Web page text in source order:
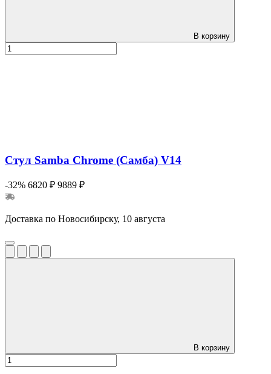
В корзину
Стул Samba Chrome (Самба) V14
-32% 6820 ₽ 9889 ₽
Доставка по Новосибирску, 10 августа
В корзину